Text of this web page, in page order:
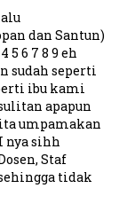
dan Santun)
6 7 8 9 eh
sudah seperti
ibu kami
apapun
umpamakan
nya sihh
Staf
tidak